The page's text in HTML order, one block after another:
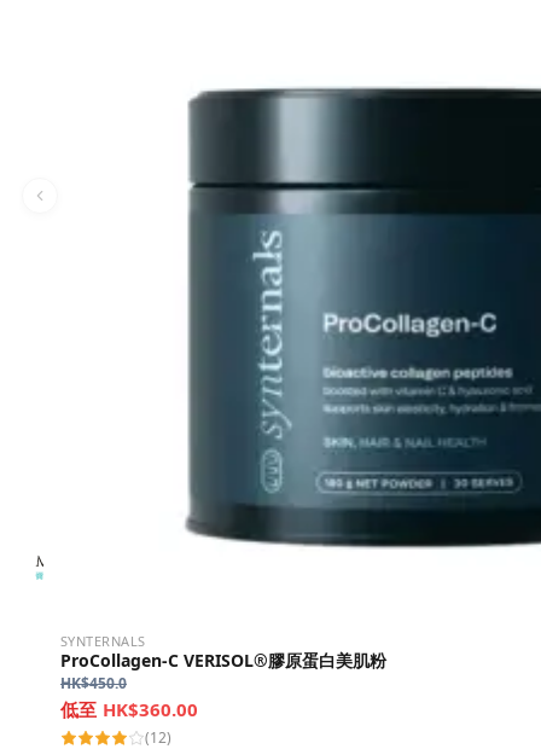
SYNTERNALS
ProCollagen-C VERISOL®膠原蛋白美肌粉
HK$450.0
HK$360.00
(12)